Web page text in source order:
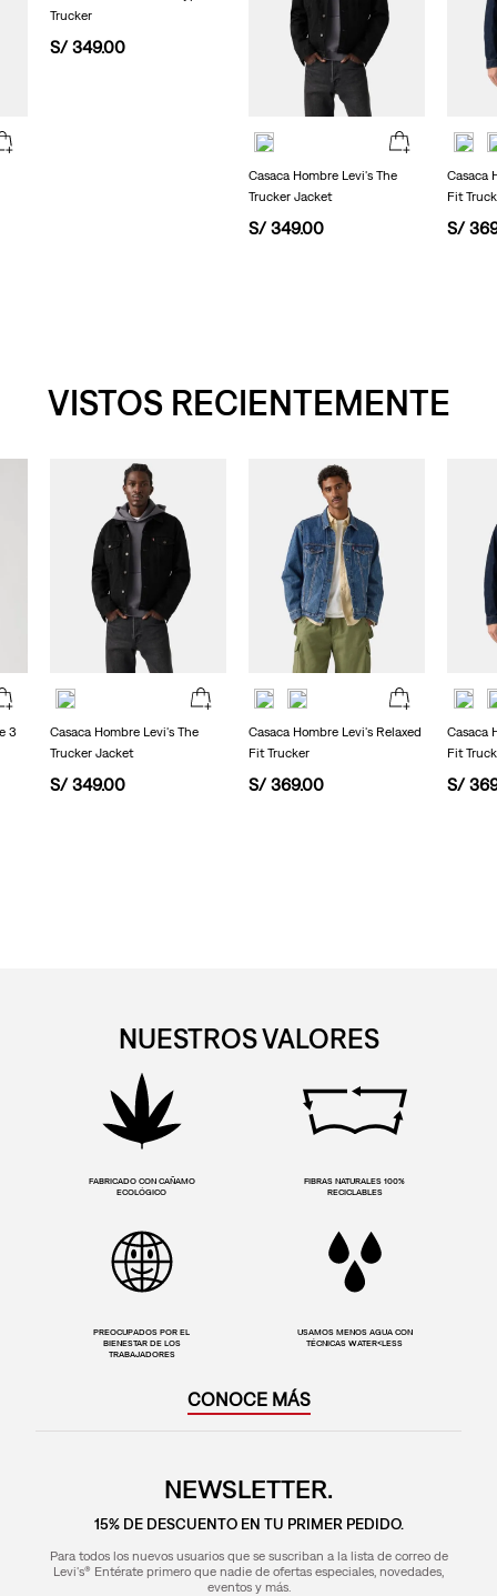
misma
página.
Trucker
S/ 349.00
Casaca Hombre Levi's The
Trucker Jacket
S/ 349.00
Casaca
Fit
S/
VISTOS RECIENTEMENTE
3
Casaca Hombre Levi's The
Trucker Jacket
S/ 349.00
Casaca Hombre Levi's Relaxed
Fit Trucker
S/ 369.00
Casaca
Fit
S/
NUESTROS VALORES
FABRICADO CON CAÑAMO
ECOLÓGICO
FIBRAS NATURALES 100%
RECICLABLES
PREOCUPADOS POR EL
BIENESTAR DE LOS
TRABAJADORES
USAMOS MENOS AGUA CON
TÉCNICAS WATER<LESS
CONOCE MÁS
NEWSLETTER.
15% DE DESCUENTO EN TU PRIMER PEDIDO.
Para todos los nuevos usuarios que se suscriban a la lista de correo de
Levi's® Entérate primero que nadie de ofertas especiales, novedades,
eventos y más.